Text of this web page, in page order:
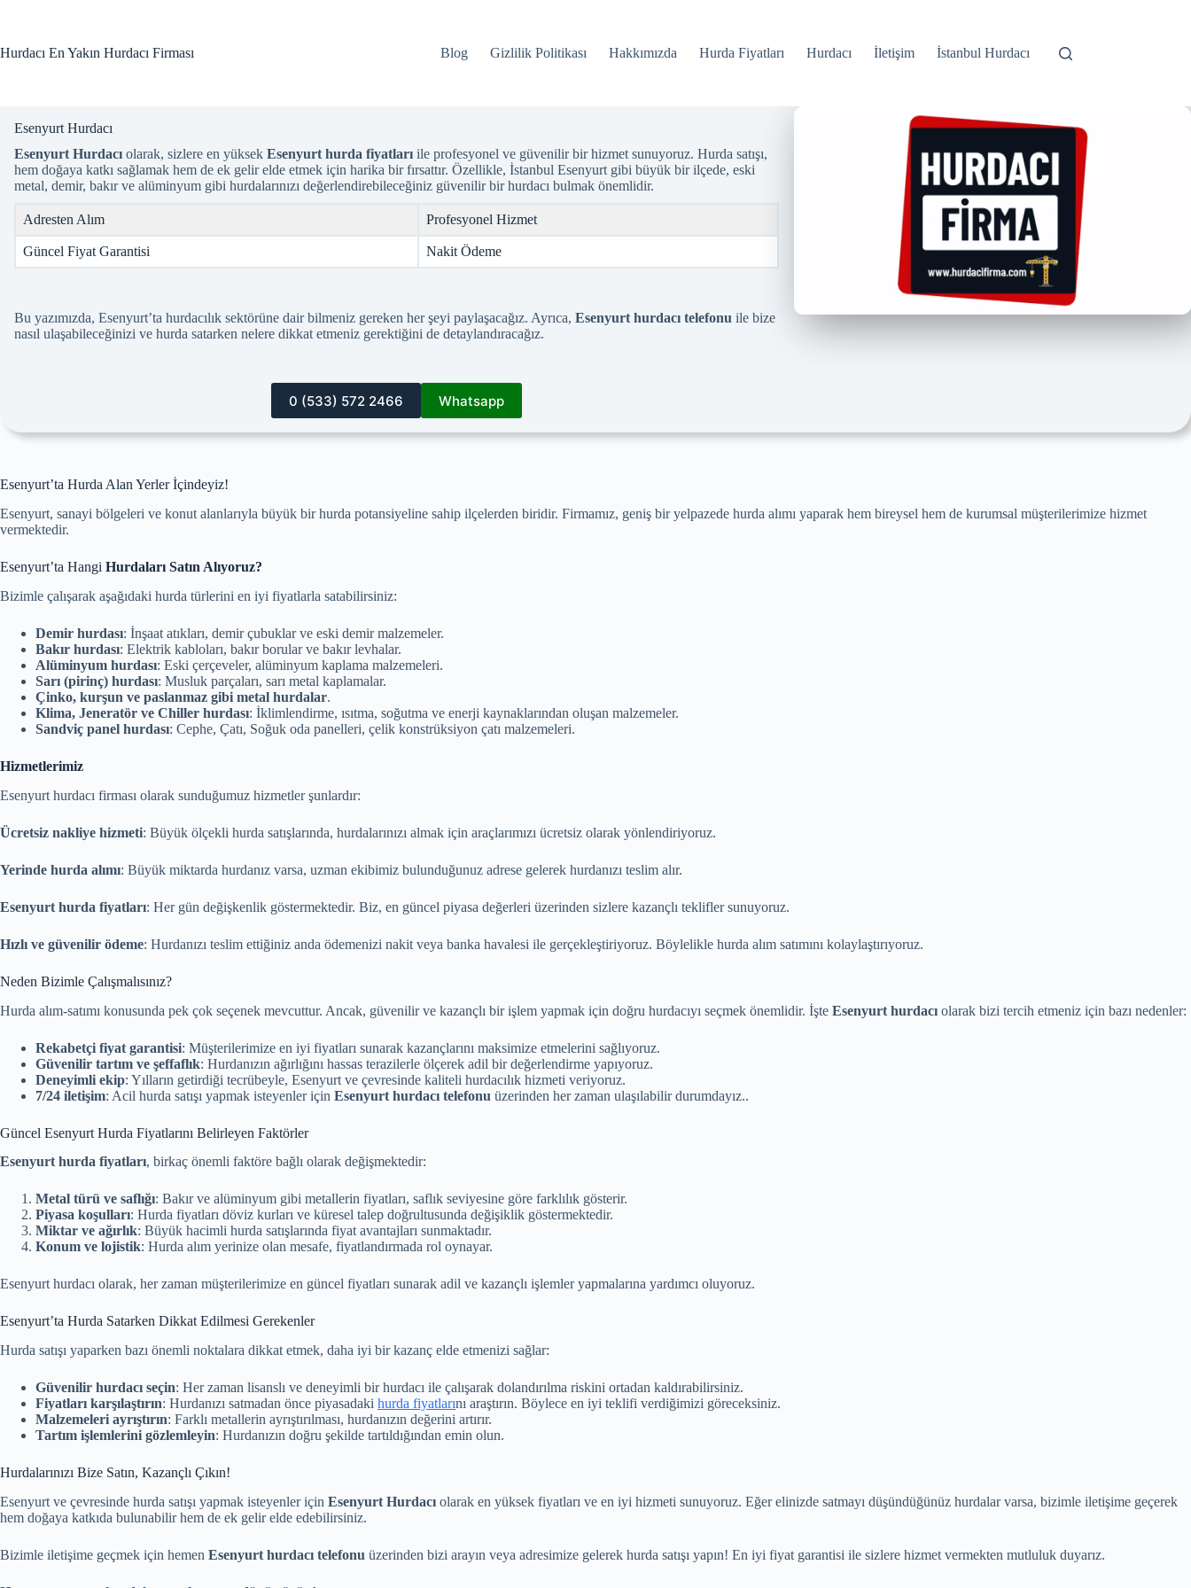
Hurdacı En Yakın Hurdacı Firması
Blog Gizlilik Politikası Hakkımızda Hurda Fiyatları Hurdacı İletişim İstanbul Hurdacı
Esenyurt Hurdacı
Esenyurt Hurdacı olarak, sizlere en yüksek Esenyurt hurda fiyatları ile profesyonel ve güvenilir bir hizmet sunuyoruz. Hurda satışı,
hem doğaya katkı sağlamak hem de ek gelir elde etmek için harika bir fırsattır. Özellikle, İstanbul Esenyurt gibi büyük bir ilçede, eski
metal, demir, bakır ve alüminyum gibi hurdalarınızı değerlendirebileceğiniz güvenilir bir hurdacı bulmak önemlidir.
Adresten Alım Profesyonel Hizmet
Güncel Fiyat Garantisi Nakit Ödeme
Bu yazımızda, Esenyurt’ta hurdacılık sektörüne dair bilmeniz gereken her şeyi paylaşacağız. Ayrıca, Esenyurt hurdacı telefonu ile bize
nasıl ulaşabileceğinizi ve hurda satarken nelere dikkat etmeniz gerektiğini de detaylandıracağız.
0 (533) 572 2466 Whatsapp
Esenyurt’ta Hurda Alan Yerler İçindeyiz!
Esenyurt, sanayi bölgeleri ve konut alanlarıyla büyük bir hurda potansiyeline sahip ilçelerden biridir. Firmamız, geniş bir yelpazede hurda alımı yaparak hem bireysel hem de kurumsal müşterilerimize hizmet
vermektedir.
Esenyurt’ta Hangi Hurdaları Satın Alıyoruz?
Bizimle çalışarak aşağıdaki hurda türlerini en iyi fiyatlarla satabilirsiniz:
Demir hurdası: İnşaat atıkları, demir çubuklar ve eski demir malzemeler.
Bakır hurdası: Elektrik kabloları, bakır borular ve bakır levhalar.
Alüminyum hurdası: Eski çerçeveler, alüminyum kaplama malzemeleri.
Sarı (pirinç) hurdası: Musluk parçaları, sarı metal kaplamalar.
Çinko, kurşun ve paslanmaz gibi metal hurdalar.
Klima, Jeneratör ve Chiller hurdası: İklimlendirme, ısıtma, soğutma ve enerji kaynaklarından oluşan malzemeler.
Sandviç panel hurdası: Cephe, Çatı, Soğuk oda panelleri, çelik konstrüksiyon çatı malzemeleri.
Hizmetlerimiz
Esenyurt hurdacı firması olarak sunduğumuz hizmetler şunlardır:
Ücretsiz nakliye hizmeti: Büyük ölçekli hurda satışlarında, hurdalarınızı almak için araçlarımızı ücretsiz olarak yönlendiriyoruz.
Yerinde hurda alımı: Büyük miktarda hurdanız varsa, uzman ekibimiz bulunduğunuz adrese gelerek hurdanızı teslim alır.
Esenyurt hurda fiyatları: Her gün değişkenlik göstermektedir. Biz, en güncel piyasa değerleri üzerinden sizlere kazançlı teklifler sunuyoruz.
Hızlı ve güvenilir ödeme: Hurdanızı teslim ettiğiniz anda ödemenizi nakit veya banka havalesi ile gerçekleştiriyoruz. Böylelikle hurda alım satımını kolaylaştırıyoruz.
Neden Bizimle Çalışmalısınız?
Hurda alım-satımı konusunda pek çok seçenek mevcuttur. Ancak, güvenilir ve kazançlı bir işlem yapmak için doğru hurdacıyı seçmek önemlidir. İşte Esenyurt hurdacı olarak bizi tercih etmeniz için bazı nedenler:
Rekabetçi fiyat garantisi: Müşterilerimize en iyi fiyatları sunarak kazançlarını maksimize etmelerini sağlıyoruz.
Güvenilir tartım ve şeffaflık: Hurdanızın ağırlığını hassas terazilerle ölçerek adil bir değerlendirme yapıyoruz.
Deneyimli ekip: Yılların getirdiği tecrübeyle, Esenyurt ve çevresinde kaliteli hurdacılık hizmeti veriyoruz.
7/24 iletişim: Acil hurda satışı yapmak isteyenler için Esenyurt hurdacı telefonu üzerinden her zaman ulaşılabilir durumdayız..
Güncel Esenyurt Hurda Fiyatlarını Belirleyen Faktörler
Esenyurt hurda fiyatları, birkaç önemli faktöre bağlı olarak değişmektedir:
Metal türü ve saflığı: Bakır ve alüminyum gibi metallerin fiyatları, saflık seviyesine göre farklılık gösterir.
Piyasa koşulları: Hurda fiyatları döviz kurları ve küresel talep doğrultusunda değişiklik göstermektedir.
Miktar ve ağırlık: Büyük hacimli hurda satışlarında fiyat avantajları sunmaktadır.
Konum ve lojistik: Hurda alım yerinize olan mesafe, fiyatlandırmada rol oynayar.
Esenyurt hurdacı olarak, her zaman müşterilerimize en güncel fiyatları sunarak adil ve kazançlı işlemler yapmalarına yardımcı oluyoruz.
Esenyurt’ta Hurda Satarken Dikkat Edilmesi Gerekenler
Hurda satışı yaparken bazı önemli noktalara dikkat etmek, daha iyi bir kazanç elde etmenizi sağlar:
Güvenilir hurdacı seçin: Her zaman lisanslı ve deneyimli bir hurdacı ile çalışarak dolandırılma riskini ortadan kaldırabilirsiniz.
Fiyatları karşılaştırın: Hurdanızı satmadan önce piyasadaki hurda fiyatlarını araştırın. Böylece en iyi teklifi verdiğimizi göreceksiniz.
Malzemeleri ayrıştırın: Farklı metallerin ayrıştırılması, hurdanızın değerini artırır.
Tartım işlemlerini gözlemleyin: Hurdanızın doğru şekilde tartıldığından emin olun.
Hurdalarınızı Bize Satın, Kazançlı Çıkın!
Esenyurt ve çevresinde hurda satışı yapmak isteyenler için Esenyurt Hurdacı olarak en yüksek fiyatları ve en iyi hizmeti sunuyoruz. Eğer elinizde satmayı düşündüğünüz hurdalar varsa, bizimle iletişime geçerek
hem doğaya katkıda bulunabilir hem de ek gelir elde edebilirsiniz.
Bizimle iletişime geçmek için hemen Esenyurt hurdacı telefonu üzerinden bizi arayın veya adresimize gelerek hurda satışı yapın! En iyi fiyat garantisi ile sizlere hizmet vermekten mutluluk duyarız.